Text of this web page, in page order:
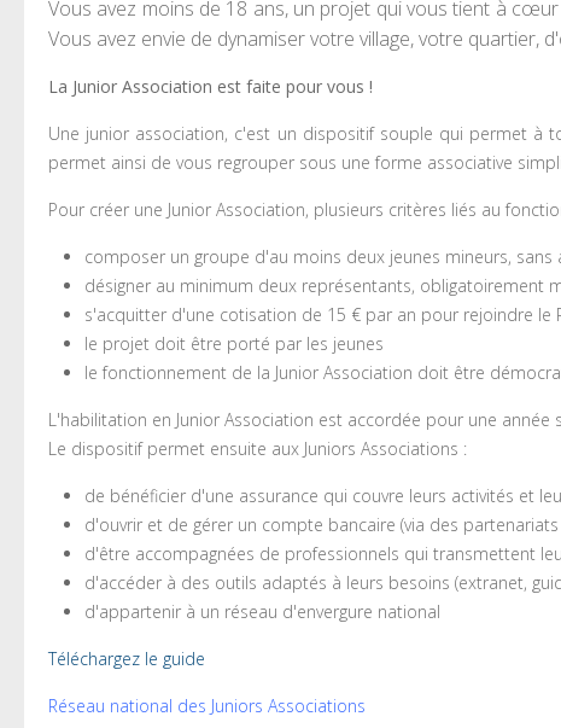
Vous avez moins de 18 ans, un projet qui vous tient à
Vous avez envie de dynamiser votre village, votre quartier,
La Junior Association est faite pour vous !
Une junior association, c'est un dispositif souple qui permet à
permet ainsi de vous regrouper sous une forme associative
Pour créer une Junior Association, plusieurs critères liés au
composer un groupe d'au moins deux jeunes mineurs,
désigner au minimum deux représentants, obligatoirement
s'acquitter d'une cotisation de 15 € par an pour rejoindre le
le projet doit être porté par les jeunes
le fonctionnement de la Junior Association doit être
L'habilitation en Junior Association est accordée pour une
Le dispositif permet ensuite aux Juniors Associations :
de bénéficier d'une assurance qui couvre leurs activités et
d'ouvrir et de gérer un compte bancaire (via des
d'être accompagnées de professionnels qui transmettent
d'accéder à des outils adaptés à leurs besoins (extranet,
d'appartenir à un réseau d'envergure national
Téléchargez le guide
Réseau national des Juniors Associations